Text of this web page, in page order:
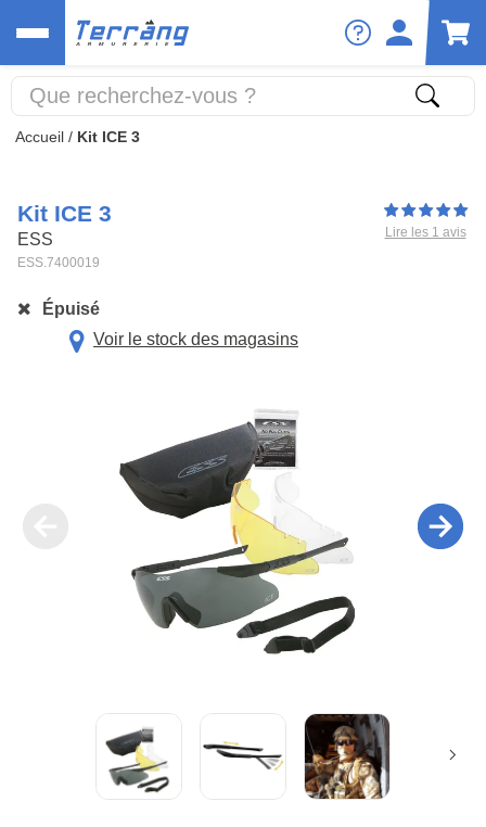
Accueil / Kit ICE 3
Kit ICE 3
ESS
ESS.7400019
Lire les 1 avis
Épuisé
Voir le stock des magasins